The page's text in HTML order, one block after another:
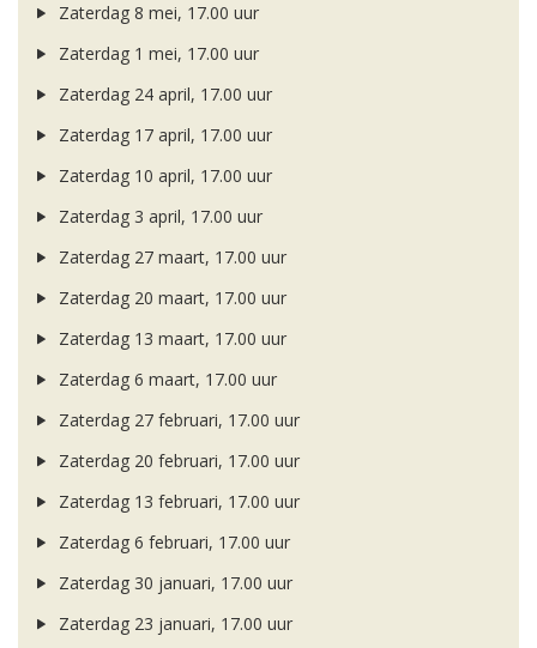
Zaterdag 8 mei, 17.00 uur
Zaterdag 1 mei, 17.00 uur
Zaterdag 24 april, 17.00 uur
Zaterdag 17 april, 17.00 uur
Zaterdag 10 april, 17.00 uur
Zaterdag 3 april, 17.00 uur
Zaterdag 27 maart, 17.00 uur
Zaterdag 20 maart, 17.00 uur
Zaterdag 13 maart, 17.00 uur
Zaterdag 6 maart, 17.00 uur
Zaterdag 27 februari, 17.00 uur
Zaterdag 20 februari, 17.00 uur
Zaterdag 13 februari, 17.00 uur
Zaterdag 6 februari, 17.00 uur
Zaterdag 30 januari, 17.00 uur
Zaterdag 23 januari, 17.00 uur